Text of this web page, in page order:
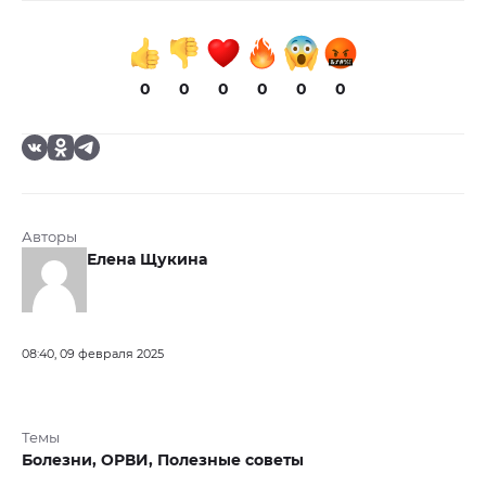
0 0 0 0 0 0
Авторы
Елена Щукина
08:40, 09 февраля 2025
Темы
Болезни, ОРВИ, Полезные советы